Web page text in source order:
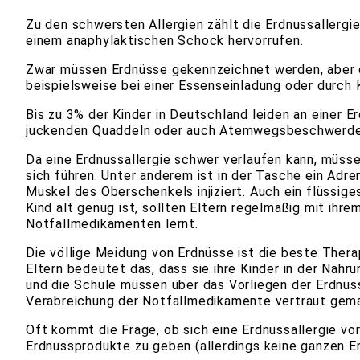
Zu den schwersten Allergien zählt die
einem anaphylaktischen Schock hervorrufen.
Zwar müssen Erdnüsse gekennzeichnet werden,
beispielsweise bei einer Essenseinladung oder durch
Bis zu 3% der Kinder in Deutschland leiden an einer
juckenden Quaddeln oder auch
Da eine Erdnussallergie schwer verlaufen kann,
sich führen. Unter anderem ist in der Tasche ein
Muskel des Oberschenkels injiziert. Auch ein
Kind alt genug ist, sollten Eltern regelmäßig mit
Notfallmedikamenten lernt.
Die völlige Meidung von Erdnüsse ist die beste
Eltern bedeutet das, dass sie ihre Kinder in der
und die Schule müssen über das Vorliegen der
Verabreichung der Notfallmedikamente vertraut
Oft kommt die Frage, ob sich eine Erdnussallergie
Erdnussprodukte zu geben (allerdings keine ganzen